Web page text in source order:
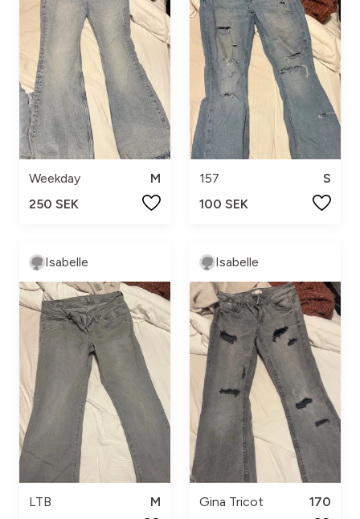
Weekday
M
250 SEK
157
S
100 SEK
Isabelle
LTB
M
Isabelle
Gina Tricot
170